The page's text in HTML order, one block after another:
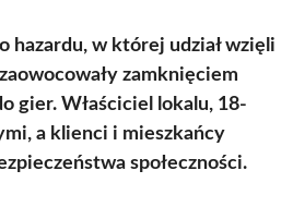
hazardu, w której udział wzięli
zamknięciem
gier. Właściciel lokalu, 18-
a klienci i mieszkańcy
społeczności.